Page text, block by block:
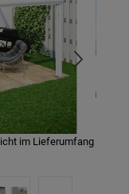
im Lieferumfang